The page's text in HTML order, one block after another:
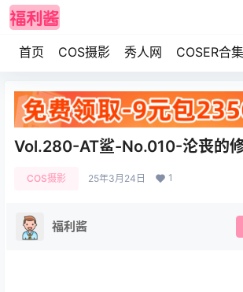
首页 COS摄影 秀人网 COSER合集
Vol.280-AT鲨-No.010-沦丧的
COS摄影 25年3月24日 1
福利酱